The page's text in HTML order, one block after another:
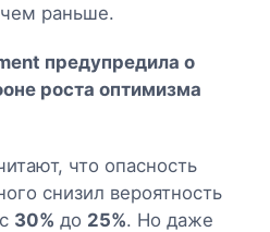
раньше.
предупредила о
роста оптимизма
что опасность
снизил вероятность
30% до 25%. Но даже